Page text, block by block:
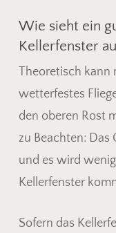
Es
Wie sieht ein
Kellerfenster
Theoretisch kann
wetterfestes
den oberen Rost
zu Beachten: Das
und es wird
Kellerfenster
Sofern das